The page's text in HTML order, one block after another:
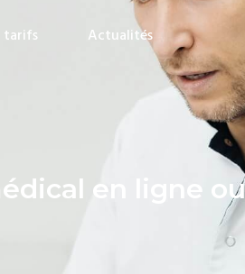
tarifs Actualités
en ligne